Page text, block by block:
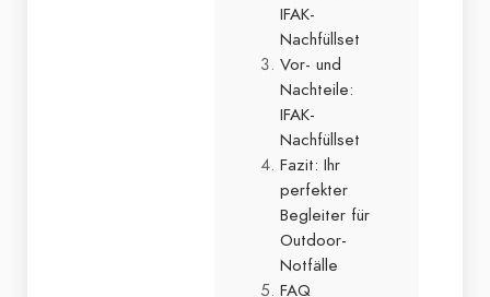
IFAK-
Nachfüllset
Vor- und
Nachteile:
IFAK-
Nachfüllset
Fazit: Ihr
perfekter
Begleiter für
Outdoor-
Notfälle
FAQ